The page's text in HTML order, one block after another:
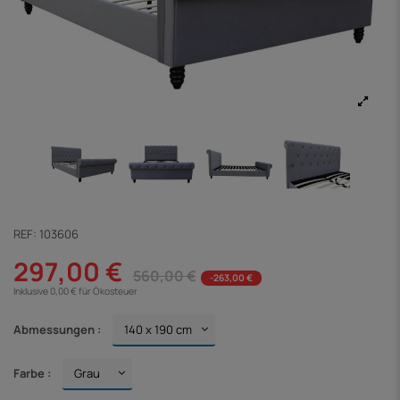
REF: 103606
297,00 € 560,00 €
-263,00 €
Inklusive 0,00 € für Ökosteuer
Abmessungen :
Farbe :